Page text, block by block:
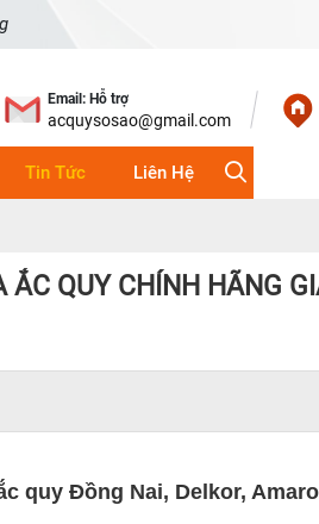
Email: Hỗ trợ
acquysosao@gmail.com
Tin Tức Liên Hệ
ẮC QUY CHÍNH HÃNG
quy Đồng Nai, Delkor,